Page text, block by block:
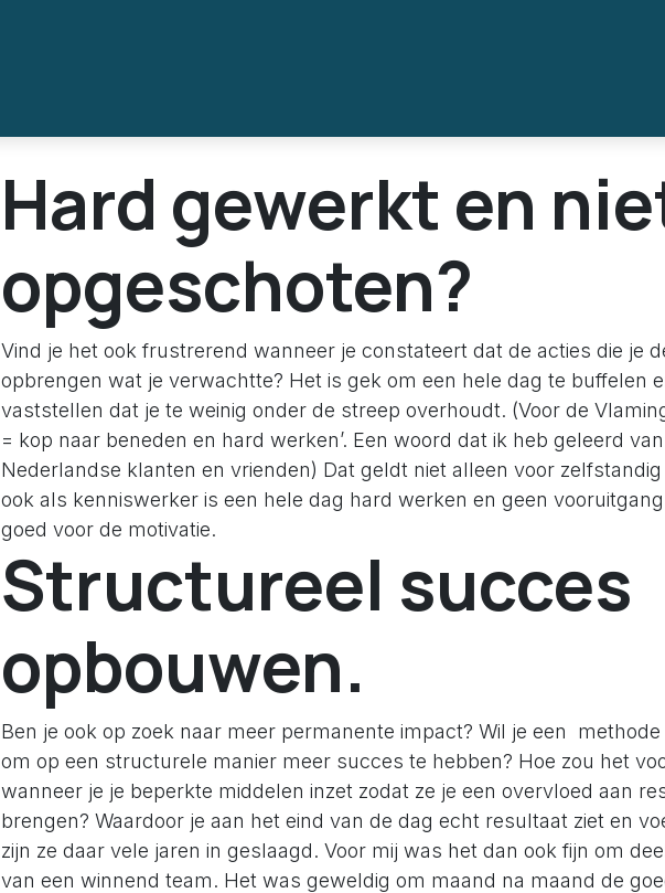
Hard gewerkt en
opgeschoten?
Vind je het ook frustrerend wanneer je constateert dat de acties die je
opbrengen wat je verwachtte? Het is gek om een hele dag te buffelen
vaststellen dat je te weinig onder de streep overhoudt. (Voor de
= kop naar beneden en hard werken’. Een woord dat ik heb geleerd
Nederlandse klanten en vrienden) Dat geldt niet alleen voor
ook als kenniswerker is een hele dag hard werken en geen
goed voor de motivatie.
Structureel succes
opbouwen.
Ben je ook op zoek naar meer permanente impact? Wil je een
om op een structurele manier meer succes te hebben? Hoe zou het
wanneer je je beperkte middelen inzet zodat ze je een overvloed aan
brengen? Waardoor je aan het eind van de dag echt resultaat ziet en
zijn ze daar vele jaren in geslaagd. Voor mij was het dan ook fijn om
van een winnend team. Het was geweldig om maand na maand de